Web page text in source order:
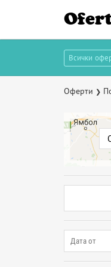
Всички
Оферти ❯